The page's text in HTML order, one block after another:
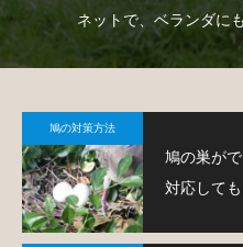
ネットで、ベランダに
策が可能です。
鳩の対策方法
鳩の巣が
対応して